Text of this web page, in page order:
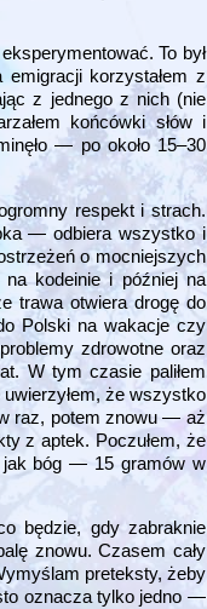
To był
korzystałem z
z jednego z nich (nie
końcówki słów i
— po około 15–30
respekt i strach.
— odbiera wszystko i
o mocniejszych
na kodeinie i później na
trawa otwiera drogę do
Polski na wakacje czy
zdrowotne oraz
W tym czasie paliłem
że wszystko
raz, potem znowu — aż
z aptek. Poczułem, że
jak bóg — 15 gramów w
będzie, gdy zabraknie
znowu. Czasem cały
preteksty, żeby
oznacza tylko jedno —